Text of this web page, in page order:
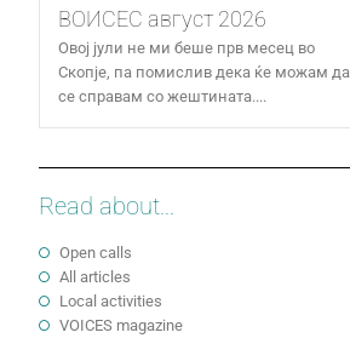
ВОИСЕС август 2026
Овој јули не ми беше прв месец во
Скопје, па помислив дека ќе можам да
се справам со жештината....
Read about...
Open calls
All articles
Local activities
VOICES magazine